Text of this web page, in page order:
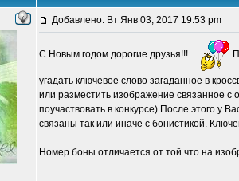
Добавлено: Вт Янв 03, 2017 19:53 pm
С Новым годом дорогие друзья!!!
угадать ключевое слово загаданное в
или разместить изображение связанное с
поучаствовать в конкурсе) После этого у
связаны так или иначе с бонистикой.
Номер боны отличается от той что на